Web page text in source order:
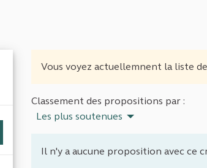
Vous voyez actuellemnent la liste
Classement des propositions par :
Les plus soutenues
Il n'y a aucune proposition avec ce